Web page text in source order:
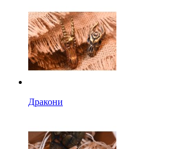
Дракони